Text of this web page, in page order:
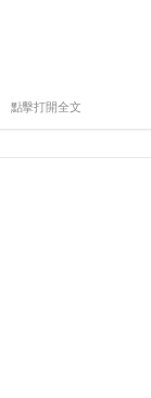
點擊打開全文